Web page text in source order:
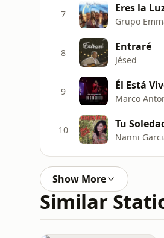
7 Eres la
Grupo
8 Entraré
Jésed
9 Él Está
Marco
10 Tu
Nanni
Show More
Similar